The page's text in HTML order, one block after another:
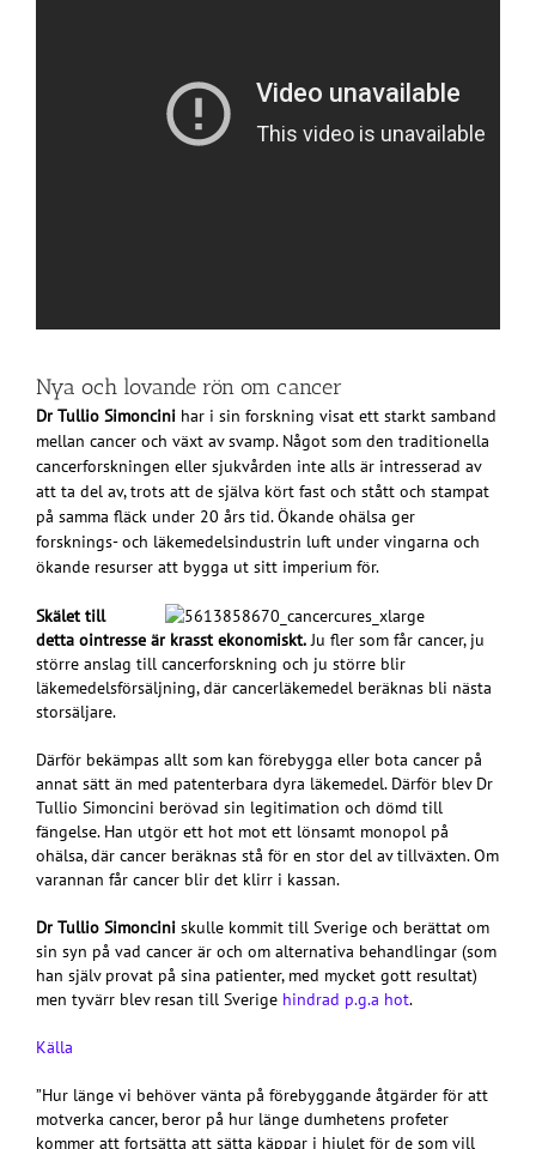
Nya och lovande rön om cancer
Dr Tullio Simoncini har i sin forskning visat ett starkt samband
mellan cancer och växt av svamp. Något som den traditionella
cancerforskningen eller sjukvården inte alls är intresserad av
att ta del av, trots att de själva kört fast och stått och stampat
på samma fläck under 20 års tid. Ökande ohälsa ger
forsknings- och läkemedelsindustrin luft under vingarna och
ökande resurser att bygga ut sitt imperium för.
Skälet till
detta ointresse är krasst ekonomiskt.Ju fler som får cancer, ju
större anslag till cancerforskning och ju större blir
läkemedelsförsäljning, där cancerläkemedel beräknas bli nästa
storsäljare.
Därför bekämpas allt som kan förebygga eller bota cancer på
annat sätt än med patenterbara dyra läkemedel. Därför blev Dr
Tullio Simoncini berövad sin legitimation och dömd till
fängelse. Han utgör ett hot mot ett lönsamt monopol på
ohälsa, där cancer beräknas stå för en stor del av tillväxten. Om
varannan får cancer blir det klirr i kassan.
Dr Tullio Simoncini skulle kommit till Sverige och berättat om
sin syn på vad cancer är och om alternativa behandlingar (som
han själv provat på sina patienter, med mycket gott resultat)
men tyvärr blev resan till Sverige hindrad p.g.a hot.
Källa
”Hur länge vi behöver vänta på förebyggande åtgärder för att
motverka cancer, beror på hur länge dumhetens profeter
kommer att fortsätta att sätta käppar i hjulet för de som vill